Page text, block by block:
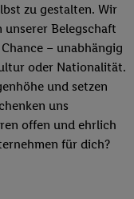
zu gestalten. Wir
Belegschaft
– unabhängig
oder Nationalität.
und setzen
uns
offen und ehrlich
für dich?